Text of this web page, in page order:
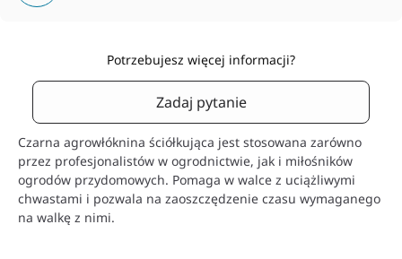
Potrzebujesz więcej informacji?
Zadaj pytanie
Czarna agrowłóknina ściółkująca jest stosowana zarówno
przez profesjonalistów w ogrodnictwie, jak i miłośników
ogrodów przydomowych. Pomaga w walce z uciążliwymi
chwastami i pozwala na zaoszczędzenie czasu wymaganego
na walkę z nimi.